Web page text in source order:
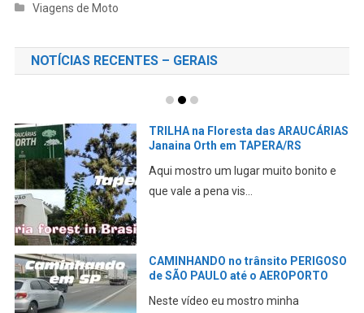
Viagens de Moto
NOTÍCIAS RECENTES – GERAIS
TRILHA na Floresta das ARAUCÁRIAS
Janaina Orth em TAPERA/RS
Aqui mostro um lugar muito bonito e
que vale a pena vis...
CAMINHANDO no trânsito PERIGOSO
de SÃO PAULO até o AEROPORTO
Neste vídeo eu mostro minha